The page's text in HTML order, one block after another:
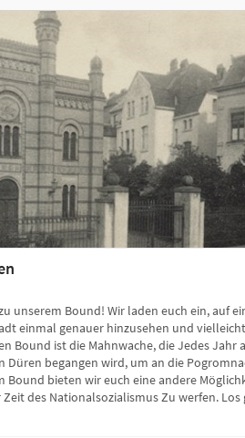
unserem Bound! Wir laden euch ein, auf
einmal genauer hinzusehen und vielleicht
Bound ist die Mahnwache, die Jedes Jahr
Düren begangen wird, um an die
Bound bieten wir euch eine andere
Zeit des Nationalsozialismus Zu werfen.